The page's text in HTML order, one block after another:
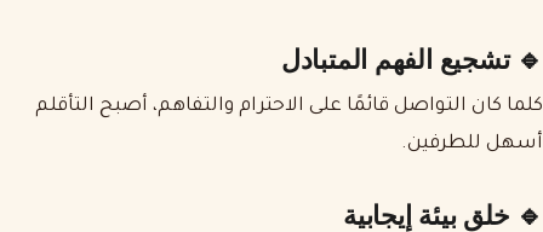
🔹 تشجيع الفهم المتبادل
كلما كان التواصل قائمًا على الاحترام والتفاهم، أصبح التأقلم
أسهل للطرفين.
🔹 خلق بيئة إيجابية